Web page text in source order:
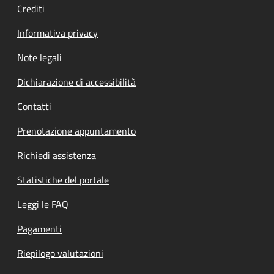
Crediti
Informativa privacy
Note legali
Dichiarazione di accessibilità
Contatti
Prenotazione appuntamento
Richiedi assistenza
Statistiche del portale
Leggi le FAQ
Pagamenti
Riepilogo valutazioni